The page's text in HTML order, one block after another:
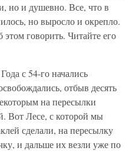
но и душевно. Все, что в
но выросло и окрепло.
говорить. Читайте его
с 54-го начались
отбыв десять
на пересылки
Вот Лесе, с которой мы
сделали, на пересылку
и дальше их везли уже по